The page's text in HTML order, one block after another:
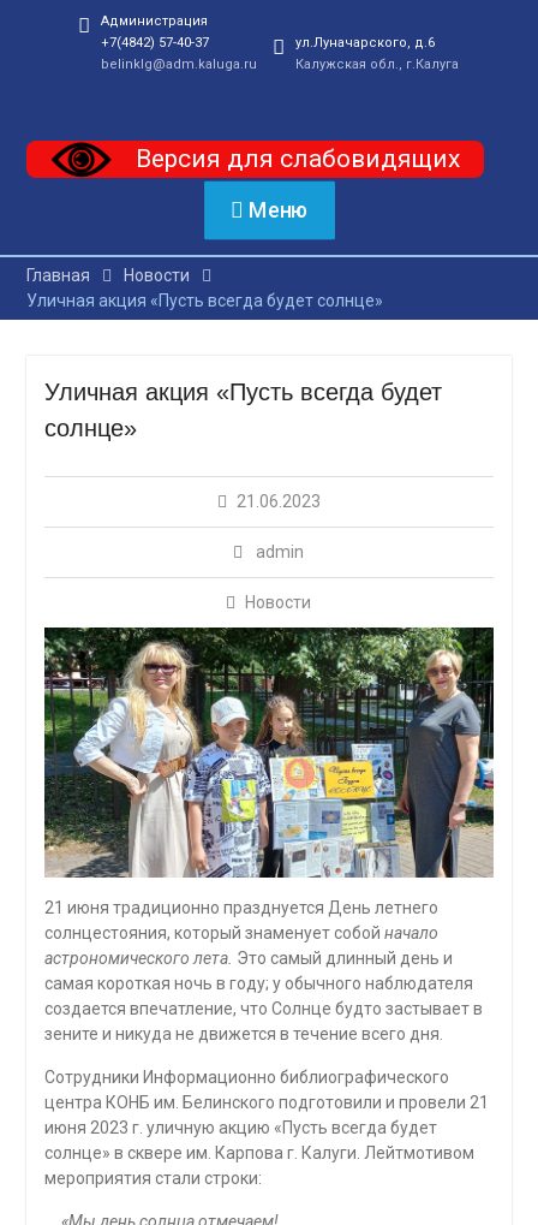
Администрация
+7(4842) 57-40-37
belinklg@adm.kaluga.ru
ул.Луначарского, д.6
Калужская обл., г.Калуга
Версия для слабовидящих
Меню
Главная
Новости
Уличная акция «Пусть всегда будет солнце»
Уличная акция «Пусть всегда будет
солнце»
21.06.2023
admin
Новости
21 июня традиционно празднуется День летнего
солнцестояния, который знаменует собой начало
астрономического лета. Это самый длинный день и
самая короткая ночь в году; у обычного наблюдателя
создается впечатление, что Солнце будто застывает в
зените и никуда не движется в течение всего дня.
Сотрудники Информационно библиографического
центра КОНБ им. Белинского подготовили и провели 21
июня 2023 г. уличную акцию «Пусть всегда будет
солнце» в сквере им. Карпова г. Калуги. Лейтмотивом
мероприятия стали строки:
«Мы день солнца отмечаем!